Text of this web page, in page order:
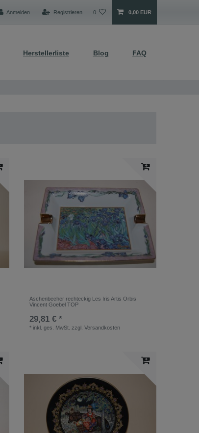
Anmelden Registrieren 0 0,00 EUR
Herstellerliste Blog FAQ
Aschenbecher rechteckig Les Iris Artis Orbis
Vincent Goebel TOP
29,81 € *
* inkl. ges. MwSt. zzgl.Versandkosten